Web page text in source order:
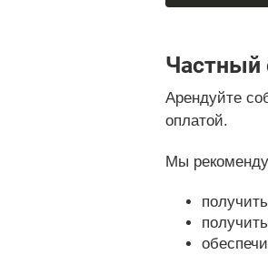
Частный
Арендуйте
оплатой.
Мы